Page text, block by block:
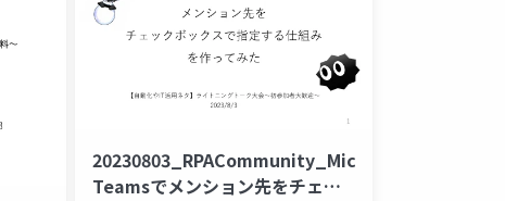
20230803_RPACommunity_Microsoft
Teamsでメンション先をチェッ